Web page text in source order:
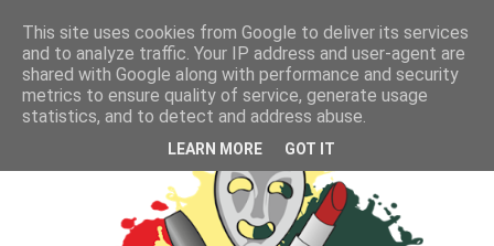
This site uses cookies from Google to deliver its services
and to analyze traffic. Your IP address and user-agent are
shared with Google along with performance and security
metrics to ensure quality of service, generate usage
statistics, and to detect and address abuse.
LEARN MORE GOT IT